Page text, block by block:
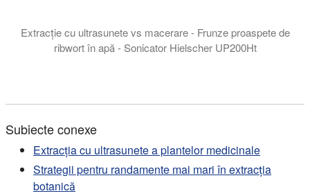
Extracție cu ultrasunete vs macerare - Frunze proaspete de
ribwort în apă - Sonicator Hielscher UP200Ht
Subiecte conexe
Extracția cu ultrasunete a plantelor medicinale
Strategii pentru randamente mai mari în extracția
botanică